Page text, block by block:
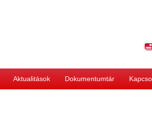
Aktualitások Dokumentumtár